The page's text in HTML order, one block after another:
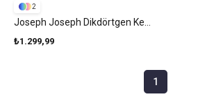
₺1.299,99
2
1